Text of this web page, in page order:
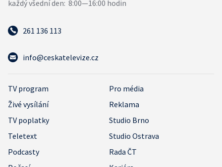
261 136 113
info@ceskatelevize.cz
TV program
Pro média
Živé vysílání
Reklama
TV poplatky
Studio Brno
Teletext
Studio Ostrava
Podcasty
Rada ČT